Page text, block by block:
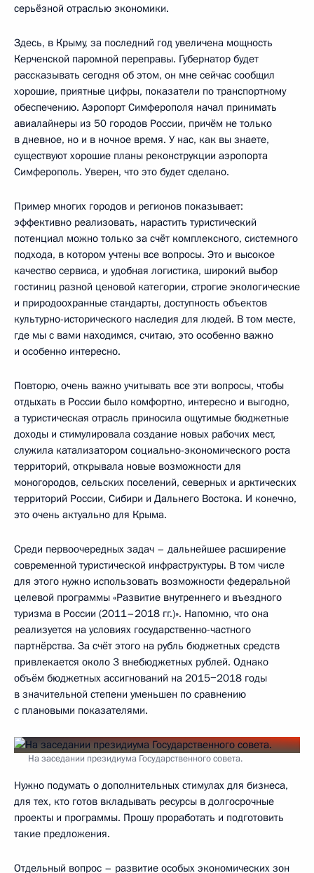
серьёзной отраслью экономики.
Здесь, в Крыму, за последний год увеличена мощность
Керченской паромной переправы. Губернатор будет
рассказывать сегодня об этом, он мне сейчас сообщил
хорошие, приятные цифры, показатели по транспортному
обеспечению. Аэропорт Симферополя начал принимать
авиалайнеры из 50 городов России, причём не только
в дневное, но и в ночное время. У нас, как вы знаете,
существуют хорошие планы реконструкции аэропорта
Симферополь. Уверен, что это будет сделано.
Пример многих городов и регионов показывает:
эффективно реализовать, нарастить туристический
потенциал можно только за счёт комплексного, системного
подхода, в котором учтены все вопросы. Это и высокое
качество сервиса, и удобная логистика, широкий выбор
гостиниц разной ценовой категории, строгие экологические
и природоохранные стандарты, доступность объектов
культурно-исторического наследия для людей. В том месте,
где мы с вами находимся, считаю, это особенно важно
и особенно интересно.
Повторю, очень важно учитывать все эти вопросы, чтобы
отдыхать в России было комфортно, интересно и выгодно,
а туристическая отрасль приносила ощутимые бюджетные
доходы и стимулировала создание новых рабочих мест,
служила катализатором социально-экономического роста
территорий, открывала новые возможности для
моногородов, сельских поселений, северных и арктических
территорий России, Сибири и Дальнего Востока. И конечно,
это очень актуально для Крыма.
Среди первоочередных задач – дальнейшее расширение
современной туристической инфраструктуры. В том числе
для этого нужно использовать возможности федеральной
целевой программы «Развитие внутреннего и въездного
туризма в России (2011–2018 гг.)». Напомню, что она
реализуется на условиях государственно-частного
партнёрства. За счёт этого на рубль бюджетных средств
привлекается около 3 внебюджетных рублей. Однако
объём бюджетных ассигнований на 2015−2018 годы
в значительной степени уменьшен по сравнению
с плановыми показателями.
На заседании президиума Государственного совета.
Нужно подумать о дополнительных стимулах для бизнеса,
для тех, кто готов вкладывать ресурсы в долгосрочные
проекты и программы. Прошу проработать и подготовить
такие предложения.
Отдельный вопрос – развитие особых экономических зон